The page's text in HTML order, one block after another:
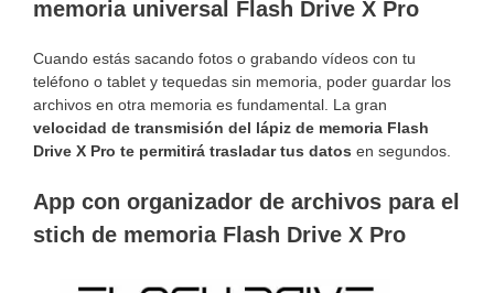
memoria universal Flash Drive X Pro
Cuando estás sacando fotos o grabando vídeos con tu
teléfono o tablet y tequedas sin memoria, poder guardar los
archivos en otra memoria es fundamental. La gran
velocidad de transmisión del lápiz de memoria Flash
Drive X Pro te permitirá trasladar tus datos en segundos.
App con organizador de archivos para el
stich de memoria Flash Drive X Pro